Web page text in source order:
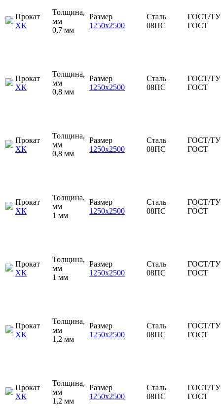
Прокат
ХК
Толщина,
мм
0,7 мм
Размер
1250х2500
Сталь
08ПС
ГОСТ/ТУ
ГОСТ
Прокат
ХК
Толщина,
мм
0,8 мм
Размер
1250х2500
Сталь
08ПС
ГОСТ/ТУ
ГОСТ
Прокат
ХК
Толщина,
мм
0,8 мм
Размер
1250х2500
Сталь
08ПС
ГОСТ/ТУ
ГОСТ
Прокат
ХК
Толщина,
мм
1 мм
Размер
1250х2500
Сталь
08ПС
ГОСТ/ТУ
ГОСТ
Прокат
ХК
Толщина,
мм
1 мм
Размер
1250х2500
Сталь
08ПС
ГОСТ/ТУ
ГОСТ
Прокат
ХК
Толщина,
мм
1,2 мм
Размер
1250х2500
Сталь
08ПС
ГОСТ/ТУ
ГОСТ
Прокат
ХК
Толщина,
мм
1,2 мм
Размер
1250х2500
Сталь
08ПС
ГОСТ/ТУ
ГОСТ